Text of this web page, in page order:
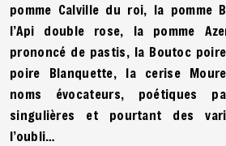
pomme Calville du roi, la pomme
l’Api double rose, la pomme
prononcé de pastis, la Boutoc
poire Blanquette, la cerise
noms évocateurs, poétiques
singulières et pourtant des
l’oubli…